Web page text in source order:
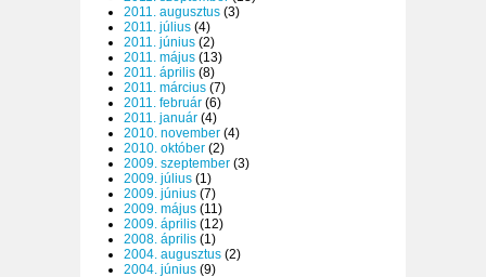
2011. augusztus (3)
2011. július (4)
2011. június (2)
2011. május (13)
2011. április (8)
2011. március (7)
2011. február (6)
2011. január (4)
2010. november (4)
2010. október (2)
2009. szeptember (3)
2009. július (1)
2009. június (7)
2009. május (11)
2009. április (12)
2008. április (1)
2004. augusztus (2)
2004. június (9)